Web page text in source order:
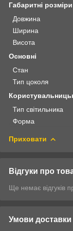
Габаритні розміри
Довжина
Ширина
Висота
Основні
Стан
Тип цоколя
Тип світильника
Форма
Приховати
Відгуки про
Ще немає відгуків
Умови доставки